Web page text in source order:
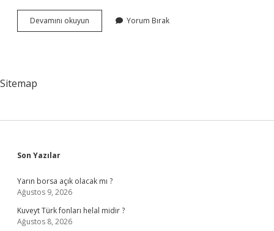
Devamını okuyun
Hadis
Yorum Bırak
Sitemap
Sidebar
Son Yazılar
Yarın borsa açık olacak mı ?
Ağustos 9, 2026
Kuveyt Türk fonları helal midir ?
Ağustos 8, 2026